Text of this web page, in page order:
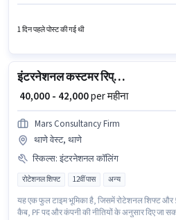
सप्ताह है।
1 दिन पहले पोस्ट की गई थी
इंटरनेशनल कस्टमर रिप्रेजेंटेटिव
₹ 40,000 - 42,000per महीना
Mars Consultancy Firm
थाणे वेस्ट, थाणे
स्किल्स: इंटरनेशनल कॉलिंग
रोटेशनल शिफ्ट 12वीं पास अन्य
यह एक फुल टाइम भूमिका है, जिसमें रोटेशनल शिफ्ट और
कैब, PF पद और कंपनी की नीतियों के अनुसार दिए जा